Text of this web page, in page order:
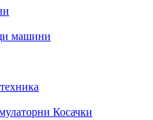
машини
Косачки